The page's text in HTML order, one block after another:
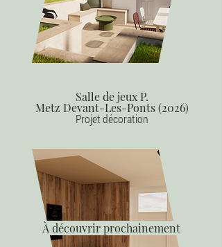
Salle de jeux P.
Metz Devant-Les-Ponts(2026)
Projet décoration
À découvrir prochainement